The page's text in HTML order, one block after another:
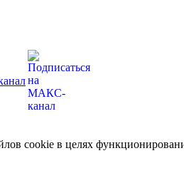
cookie в целях